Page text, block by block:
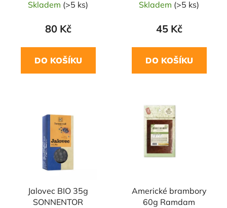
Skladem (>5 ks)
80 Kč
DO KOŠÍKU
Skladem (>5 ks)
45 Kč
DO KOŠÍKU
Jalovec BIO 35g
SONNENTOR
Americké brambory
60g Ramdam